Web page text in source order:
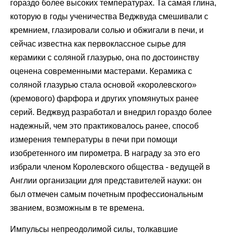
гораздо более высоких температурах. Та самая глина,
которую в годы ученичества Веджвуда смешивали с
кремнием, глазировали солью и обжигали в печи, и
сейчас известна как первоклассное сырье для
керамики с соляной глазурью, она по достоинству
оценена современными мастерами. Керамика с
соляной глазурью стала основой «королевского»
(кремового) фарфора и других упомянутых ранее
серий. Веджвуд разработал и внедрил гораздо более
надежный, чем это практиковалось ранее, способ
измерения температуры в печи при помощи
изобретенного им пирометра. В награду за это его
избрали членом Королевского общества - ведущей в
Англии организации для представителей науки: он
был отмечен самым почетным профессиональным
званием, возможным в те времена.
Импульсы непреодолимой силы, толкавшие